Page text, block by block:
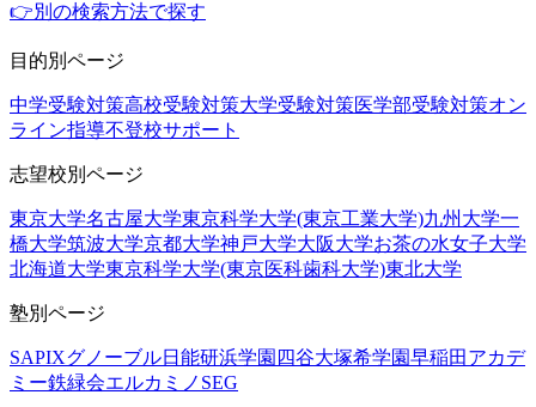
👉別の検索方法で探す
目的別ページ
中学受験対策高校受験対策大学受験対策医学部受験対策オン
ライン指導不登校サポート
志望校別ページ
東京大学名古屋大学東京科学大学(東京工業大学)九州大学一
橋大学筑波大学京都大学神戸大学大阪大学お茶の水女子大学
北海道大学東京科学大学(東京医科歯科大学)東北大学
塾別ページ
SAPIXグノーブル日能研浜学園 四谷大塚希学園早稲田アカデ
ミー鉄緑会エルカミノ SEG